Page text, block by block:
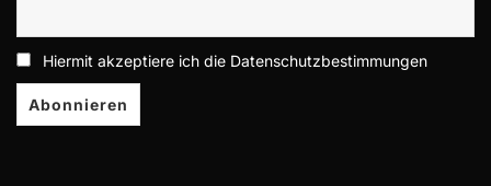
Hiermit akzeptiere ich die Datenschutzbestimmungen